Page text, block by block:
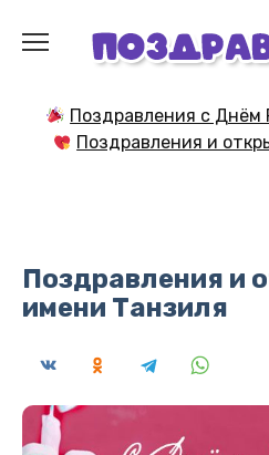
содержанию
Поздравления с
Поздравления и
Поздравления и
имени Танзиля